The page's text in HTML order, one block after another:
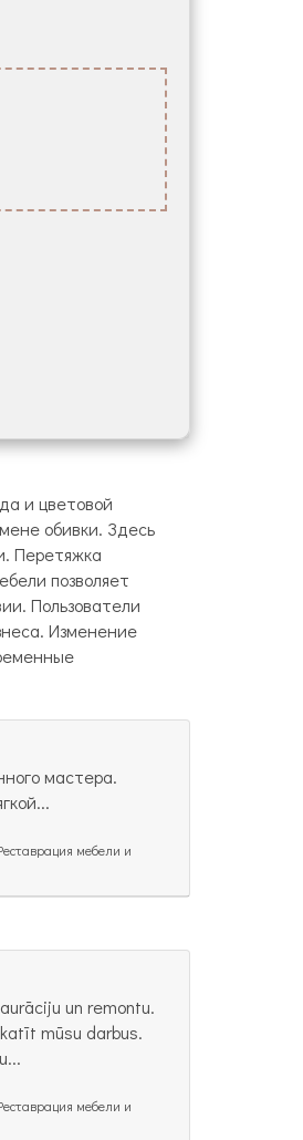
и цветовой
обивки. Здесь
Перетяжка
позволяет
Пользователи
Изменение
мастера.
мебели и
un remontu.
mūsu darbus.
мебели и